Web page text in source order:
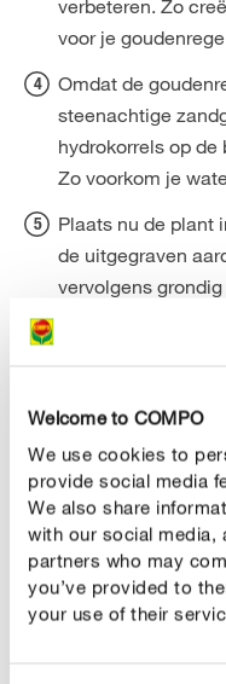
Welcome to COMPO
We use cookies to
provide social media
We also share
with our social media,
partners who may
you’ve provided to
your use of their
verbeteren. Zo
voor je
Omdat de
steenachtige
hydrokorrels op
Zo voorkom je
Plaats nu de plant
de uitgegraven
vervolgens
Een goudenregen kan
potten aanzienlijk
vermijden, is het
kuip is voorzien van
laagje hydrokorrels op
een goede drainage.